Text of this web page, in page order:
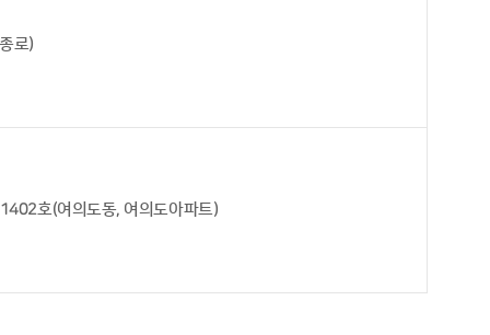
로)
호(여의도동, 여의도아파트)